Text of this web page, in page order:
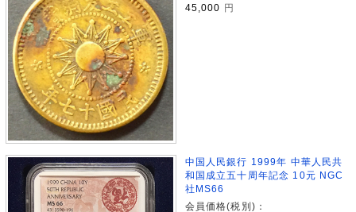
45,000 円
中国人民銀行 1999年 中華人民共
和国成立五十周年記念 10元 NGC
社MS66
会員価格(税別)：